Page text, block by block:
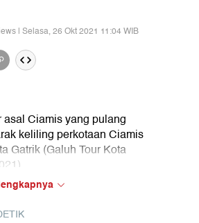
| Selasa, 26 Okt 2021 11:04 WIB
Ciamis yang pulang
keliling perkotaan Ciamis
Gatrik (Galuh Tour Kota